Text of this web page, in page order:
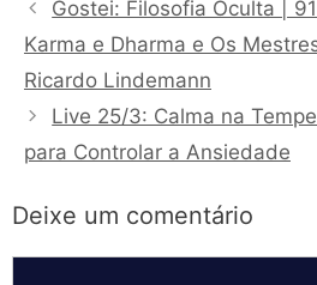
Gostei: Filosofia Oculta |
Karma e Dharma e Os
Ricardo Lindemann
Live 25/3: Calma na
para Controlar a Ansiedade
Deixe um comentário